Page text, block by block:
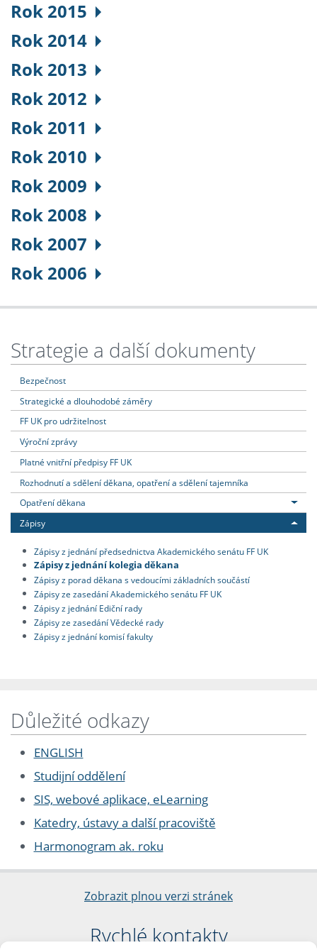
Rok 2015
Rok 2014
Rok 2013
Rok 2012
Rok 2011
Rok 2010
Rok 2009
Rok 2008
Rok 2007
Rok 2006
Strategie a další dokumenty
Bezpečnost
Strategické a dlouhodobé záměry
FF UK pro udržitelnost
Výroční zprávy
Platné vnitřní předpisy FF UK
Rozhodnutí a sdělení děkana, opatření a sdělení tajemníka
Opatření děkana
Zápisy
Zápisy z jednání předsednictva Akademického senátu FF UK
Zápisy z jednání kolegia děkana
Zápisy z porad děkana s vedoucími základních součástí
Zápisy ze zasedání Akademického senátu FF UK
Zápisy z jednání Ediční rady
Zápisy ze zasedání Vědecké rady
Zápisy z jednání komisí fakulty
Důležité odkazy
ENGLISH
Studijní oddělení
SIS, webové aplikace, eLearning
Katedry, ústavy a další pracoviště
Harmonogram ak. roku
Zobrazit plnou verzi stránek
Rychlé kontakty